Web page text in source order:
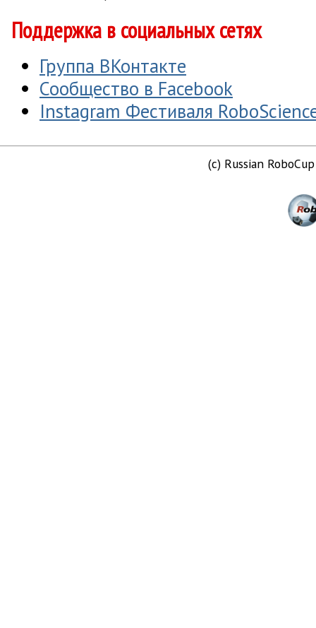
Поддержка в социальных сетях
Группа ВКонтакте
Сообщество в Facebook
Instagram Фестиваля
(c) Russian